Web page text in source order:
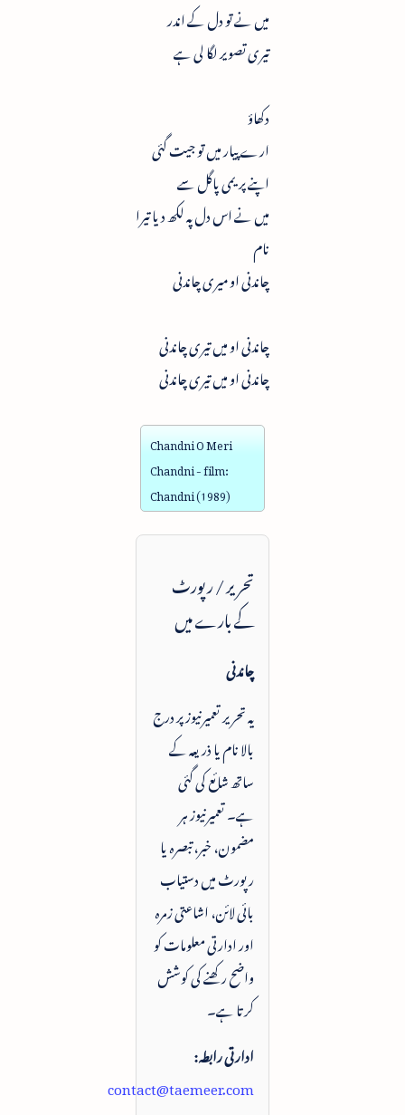
میں نے تو دل کے اندر
تیری تصویر لگا لی ہے
دکھاؤ
ارے پیار میں تو جیت گئی
اپنے پریمی پاگل سے
میں نے اس دل پہ لکھ دیا تیرا
نام
چاندنی او میری چاندنی
چاندنی او میں تیری چاندنی
چاندنی او میں تیری چاندنی
Chandni O Meri
Chandni - film:
Chandni (1989)
تحریر / رپورٹ
کے بارے میں
چاندنی
یہ تحریر تعمیرنیوز پر درج
بالا نام یا ذریعہ کے
ساتھ شائع کی گئی
ہے۔ تعمیرنیوز ہر
مضمون، خبر، تبصرہ یا
رپورٹ میں دستیاب
بائی لائن، اشاعتی زمرہ
اور ادارتی معلومات کو
واضح رکھنے کی کوشش
کرتا ہے۔
ادارتی رابطہ:
contact@taemeer.com